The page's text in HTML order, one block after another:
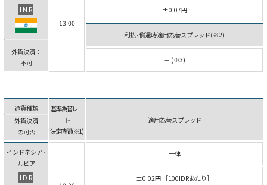
INR
外貨決済：
不可
13:00
±0.07円
利払･償還時適用為替スプレッド(※2)
－ (※3)
通貨種類
外貨決済
の可否
基準為替レー
ト
決定時間(※1)
適用為替スプレッド
インドネシア･
ルピア
IDR
一律
±0.02円 ［100IDRあたり］